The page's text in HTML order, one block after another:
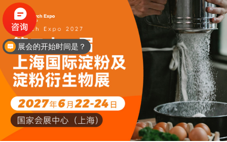
跳
转
到
主
要
容
展会的开始时间是？